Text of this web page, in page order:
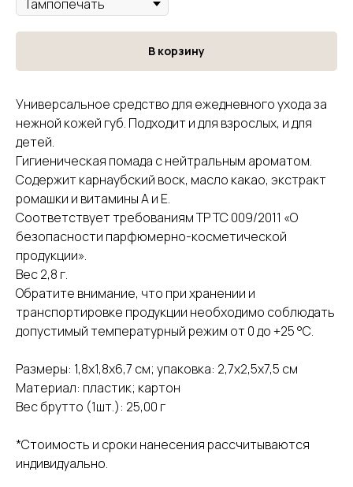
В корзину
Универсальное средство для ежедневного ухода за
нежной кожей губ. Подходит и для взрослых, и для
детей.
Гигиеническая помада с нейтральным ароматом.
Содержит карнаубский воск, масло какао, экстракт
ромашки и витамины А и Е.
Соответствует требованиям ТР ТС 009/2011 «О
безопасности парфюмерно-косметической
продукции».
Вес 2,8 г.
Обратите внимание, что при хранении и
транспортировке продукции необходимо соблюдать
допустимый температурный режим от 0 до +25 °С.
Размеры: 1,8x1,8x6,7 см; упаковка: 2,7x2,5x7,5 см
Материал: пластик; картон
Вес брутто (1шт.): 25,00 г
*Стоимость и сроки нанесения рассчитываются
индивидуально.